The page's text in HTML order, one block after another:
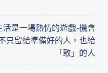
活是一場熱情的遊戲-機會
只留給準備好的人，也給
「敢」的人